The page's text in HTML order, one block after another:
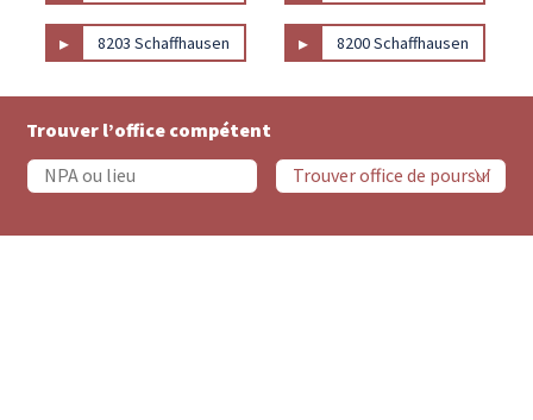
▸ 8203 Schaffhausen ▸ 8200 Schaffhausen
Trouver l’office compétent